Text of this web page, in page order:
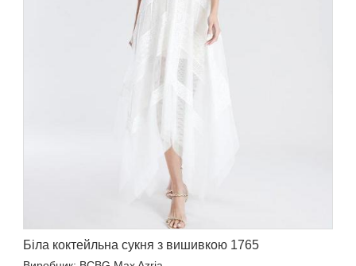
Біла коктейльна сукня з вишивкою 1765